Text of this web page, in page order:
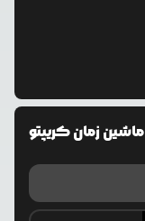
ماشین زمان کریپتو